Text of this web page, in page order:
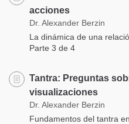
acciones
Dr. Alexander Berzin
La dinámica de una
Parte 3 de 4
Tantra: Preguntas
visualizaciones
Dr. Alexander Berzin
Fundamentos del tantra